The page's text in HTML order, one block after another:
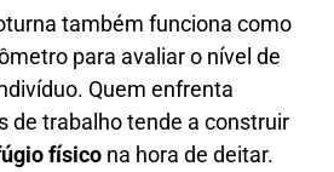
também funciona como
para avaliar o nível de
Quem enfrenta
de trabalho tende a construir
físico na hora de deitar.